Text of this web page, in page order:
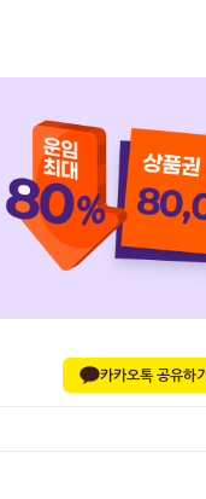
카카오톡 공유하기